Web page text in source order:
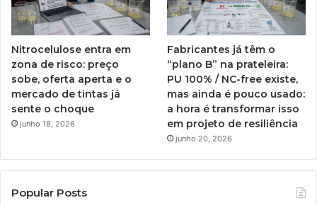
Nitrocelulose entra em
zona de risco: preço
sobe, oferta aperta e o
mercado de tintas já
sente o choque
junho 18, 2026
Fabricantes já têm o
“plano B” na prateleira:
PU 100% / NC-free existe,
mas ainda é pouco usado:
a hora é transformar isso
em projeto de resiliência
junho 20, 2026
Popular Posts